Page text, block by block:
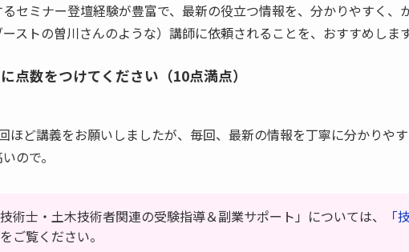
セミナー登壇経験が豊富で、最新の役立つ情報を、分かりやすく、
ストの曽川さんのような）講師に依頼されることを、おすすめしま
点数をつけてください（10点満点）
ほど講義をお願いしましたが、毎回、最新の情報を丁寧に分かりや
ので。
術士・土木技術者関連の受験指導＆副業サポート」については、
「
をご覧ください。